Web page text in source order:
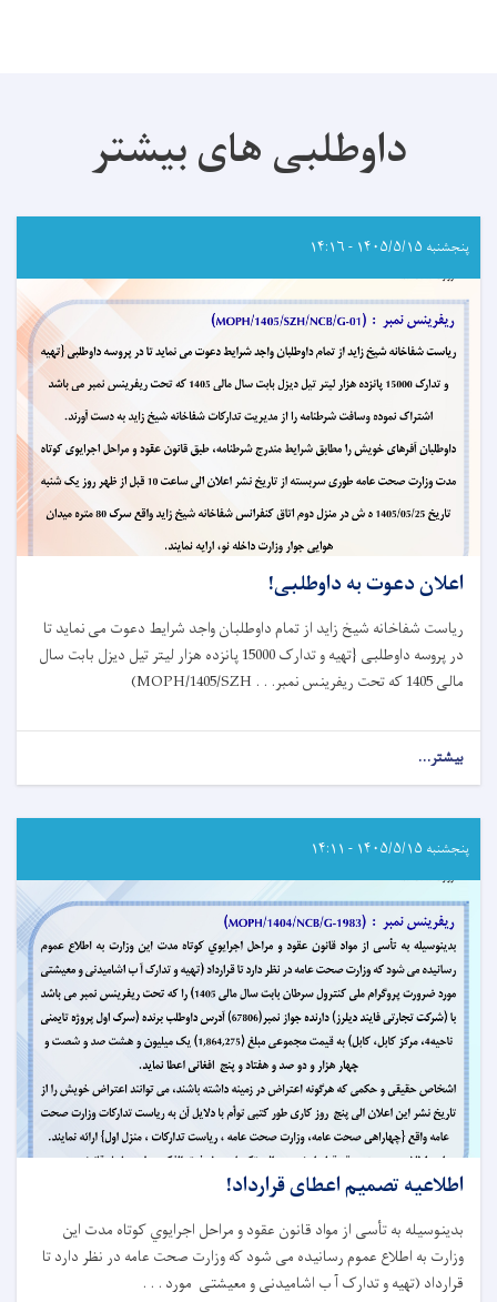
داوطلبی های بیشتر
پنجشنبه ۱۴۰۵/۵/۱۵ - ۱۴:۱۶
اعلان دعوت به داوطلبی!
ریاست شفاخانه شیخ زاید از تمام داوطلبان واجد شرایط دعوت می نماید تا
در پروسه داوطلبی {تهیه و تدارک 15000 پانزده هزار لیتر تیل دیزل بابت سال
مالی 1405 که تحت ریفرینس نمبر
(MOPH/1405/SZH . . .
بیشتر...
اعلان
به
داوطلبی! پنجشنبه ۱۴۰۵/۵/۱۵ - ۱۴:۱۱
اطلاعیه تصمیم اعطای قرارداد!
بدینوسیله به تأسی از مواد قانون عقود و مراحل اجرایوي کوتاه‌ مدت این
وزارت به اطلاع عموم رسانیده می شود که وزارت صحت عامه در نظر دارد تا
قرارداد (تهیه و تدارک آ ب اشامیدنی و معیشتی مورد . . .